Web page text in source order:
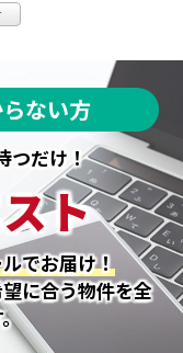
ない方
つだけ！
ト
でお届け！
に合う物件を全